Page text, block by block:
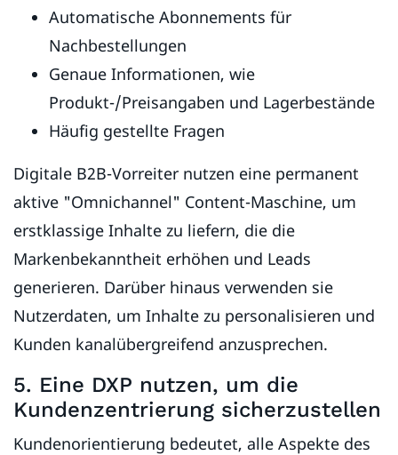
Automatische Abonnements für
Nachbestellungen
Genaue Informationen, wie
Produkt-/Preisangaben und Lagerbestände
Häufig gestellte Fragen
Digitale B2B-Vorreiter nutzen eine permanent
aktive "Omnichannel" Content-Maschine, um
erstklassige Inhalte zu liefern, die die
Markenbekanntheit erhöhen und Leads
generieren. Darüber hinaus verwenden sie
Nutzerdaten, um Inhalte zu personalisieren und
Kunden kanalübergreifend anzusprechen.
5. Eine DXP nutzen, um die
Kundenzentrierung sicherzustellen
Kundenorientierung bedeutet, alle Aspekte des